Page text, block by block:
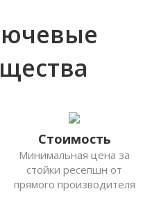
Стоимость
Минимальная цена за
стойки ресепшн от
прямого производителя